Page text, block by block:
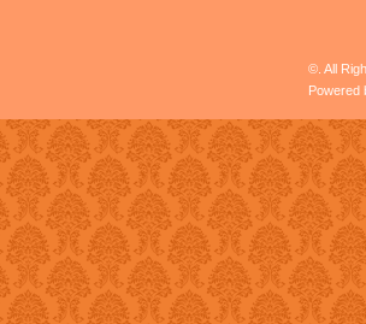
©. All
Powered